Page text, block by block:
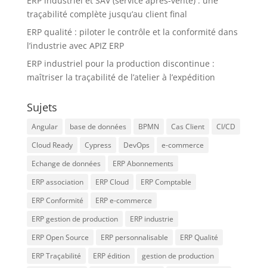
traçabilité complète jusqu’au client final
ERP qualité : piloter le contrôle et la conformité dans
l’industrie avec APIZ ERP
ERP industriel pour la production discontinue :
maîtriser la traçabilité de l’atelier à l’expédition
Sujets
Angular base de données BPMN Cas Client
CI/CD
Cloud Ready
Cypress DevOps
e-commerce
Echange de données
ERP Abonnements
ERP association
ERP Cloud
ERP Comptable
ERP Conformité
ERP e-commerce
ERP gestion de production
ERP industrie
ERP Open Source
ERP personnalisable
ERP Qualité
ERP Traçabilité
ERP édition
gestion de production